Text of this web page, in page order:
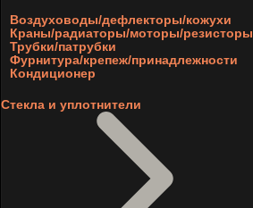
Воздуховоды/дефлекторы/кожухи
Краны/радиаторы/моторы/резисторы
Трубки/патрубки
Фурнитура/крепеж/принадлежности
Кондиционер
Стекла и уплотнители